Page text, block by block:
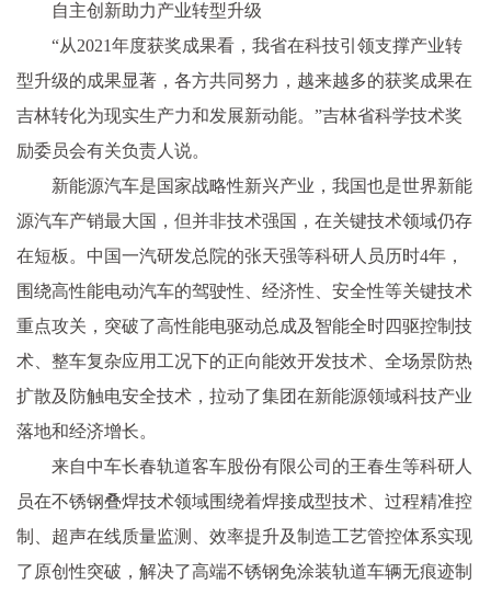
自主创新助力产业转型升级
“从2021年度获奖成果看，我省在科技引领支撑产业转
型升级的成果显著，各方共同努力，越来越多的获奖成果在
吉林转化为现实生产力和发展新动能。”吉林省科学技术奖
励委员会有关负责人说。
新能源汽车是国家战略性新兴产业，我国也是世界新能
源汽车产销最大国，但并非技术强国，在关键技术领域仍存
在短板。中国一汽研发总院的张天强等科研人员历时4年，
围绕高性能电动汽车的驾驶性、经济性、安全性等关键技术
重点攻关，突破了高性能电驱动总成及智能全时四驱控制技
术、整车复杂应用工况下的正向能效开发技术、全场景防热
扩散及防触电安全技术，拉动了集团在新能源领域科技产业
落地和经济增长。
来自中车长春轨道客车股份有限公司的王春生等科研人
员在不锈钢叠焊技术领域围绕着焊接成型技术、过程精准控
制、超声在线质量监测、效率提升及制造工艺管控体系实现
了原创性突破，解决了高端不锈钢免涂装轨道车辆无痕迹制